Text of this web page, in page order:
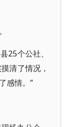
25个公社、
清了情况，
感情。”